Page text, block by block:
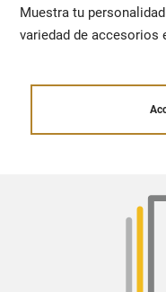
Muestra tu
variedad de accesorios